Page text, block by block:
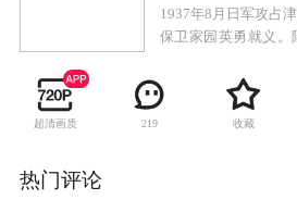
1937年8月日军攻占
保卫家园英勇就义
与日本侵略者抗争到
这支杀寇团，赵静的
门联络点的负责人
超清画质 219 收藏
热门评论